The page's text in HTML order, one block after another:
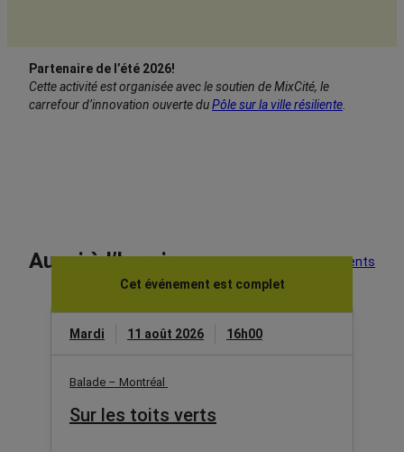
Partenaire de l’été 2026!
Cette activité est organisée avec le soutien de MixCité, le
carrefour d’innovation ouverte duPôle sur la ville résiliente.
Aussi à l’horaire
Voir tous les événements
Cet événement est complet
Mardi 11 août 2026 16h00
Balade – Montréal
Sur les toits verts